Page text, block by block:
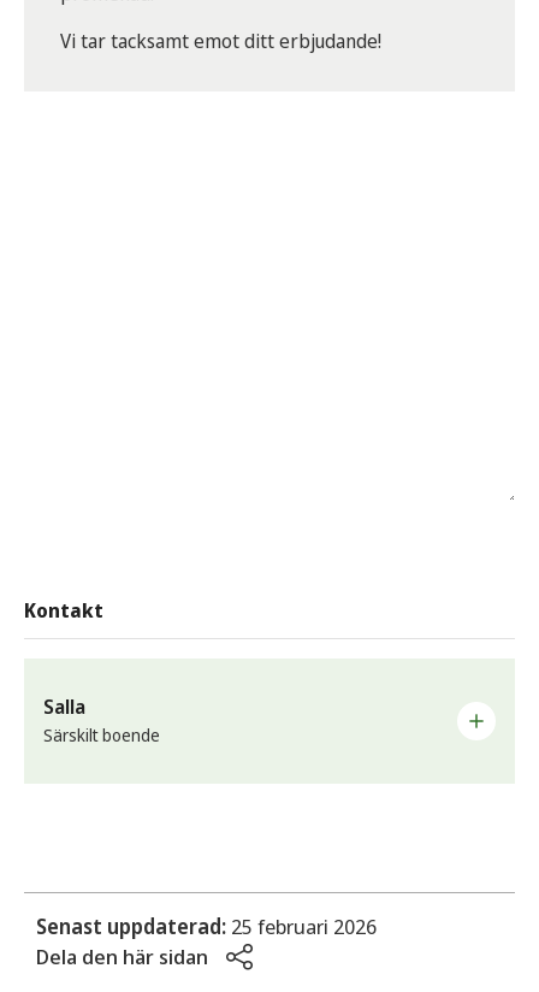
Vi tar tacksamt emot ditt erbjudande!
Kontakt
Salla
Särskilt boende
Smeden: 0565-163 16
Strömmen: 0565-163 17
Senast uppdaterad: 25 februari 2026
Dela den här sidan